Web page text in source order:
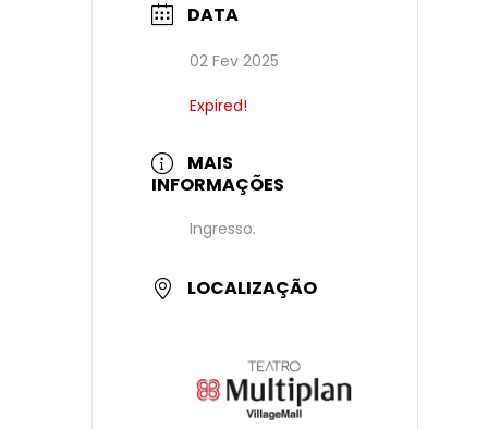
DATA
02 Fev 2025
Expired!
MAIS
INFORMAÇÕES
Ingresso.
LOCALIZAÇÃO